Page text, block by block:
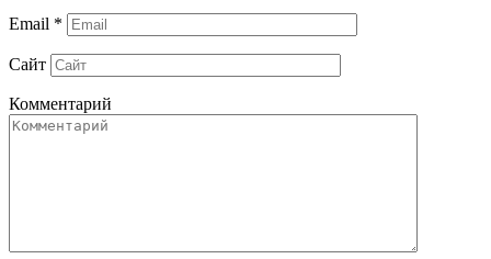
Email *
Сайт
Комментарий